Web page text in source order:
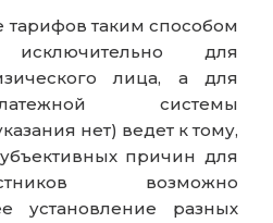
тарифов таким способом
для
лица, а для
системы
нет) ведет к тому,
причин для
возможно
установление разных